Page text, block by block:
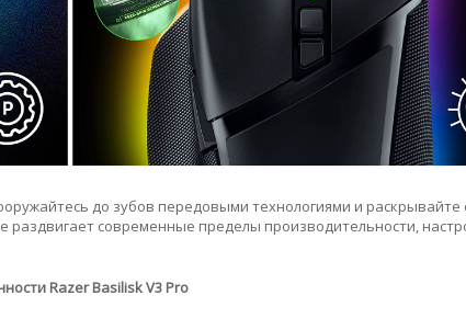
до зубов передовыми технологиями и раскрывайте
современные пределы производительности,
Razer Basilisk V3 Pro